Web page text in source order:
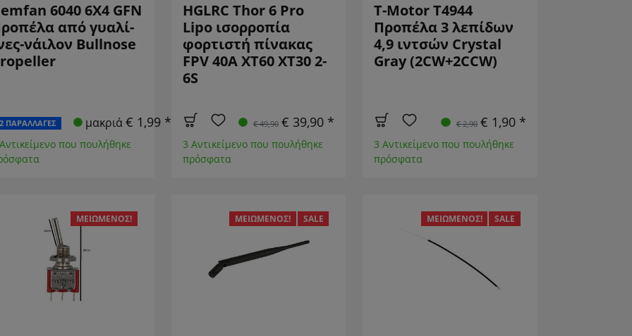
6040 6X4 GFN
από γυαλί-
νάιλον Bullnose
μακριά€ 1,99 *
2 ΠΑΡΑΛΛΑΓΈΣ
που πουλήθηκε
HGLRC Thor 6 Pro
Lipo ισορροπία
φορτιστή πίνακας
FPV 40A XT60 XT30 2-
6S
€ 49,90 € 39,90 *
3 Αντικείμενο που πουλήθηκε
πρόσφατα
T-Motor T4944
Προπέλα 3 λεπίδων
4,9 ιντσών Crystal
Gray (2CW+2CCW)
€ 2,90 € 1,90 *
3 Αντικείμενο που πουλήθηκε
πρόσφατα
ΜΕΙΩΜΈΝΟΣ! ΜΕΙΩΜΈΝΟΣ! SALE ΜΕΙΩΜΈΝΟΣ! SALE